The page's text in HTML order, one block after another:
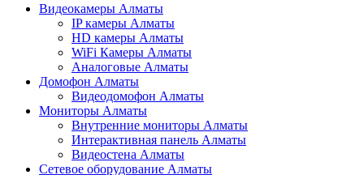
Видеокамеры Алматы
IP камеры Алматы
HD камеры Алматы
WiFi Камеры Алматы
Аналоговые Алматы
Домофон Алматы
Видеодомофон Алматы
Мониторы Алматы
Внутренние мониторы Алматы
Интерактивная панель Алматы
Видеостена Алматы
Сетевое оборудование Алматы